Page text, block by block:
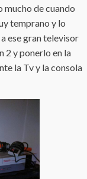
mucho de cuando
temprano y lo
ese gran televisor
2 y ponerlo en la
la Tv y la consola